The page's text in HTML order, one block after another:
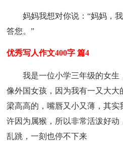
妈妈我想对你说：“妈妈，
答您。”
优秀写人作文400字 篇4
我是一位小学三年级的女
像外国女孩，因为我有一又大
梁高高的，嘴唇又小又薄，其
许因为属猴，所以非常活泼好动
乱跳，一刻也停不下来